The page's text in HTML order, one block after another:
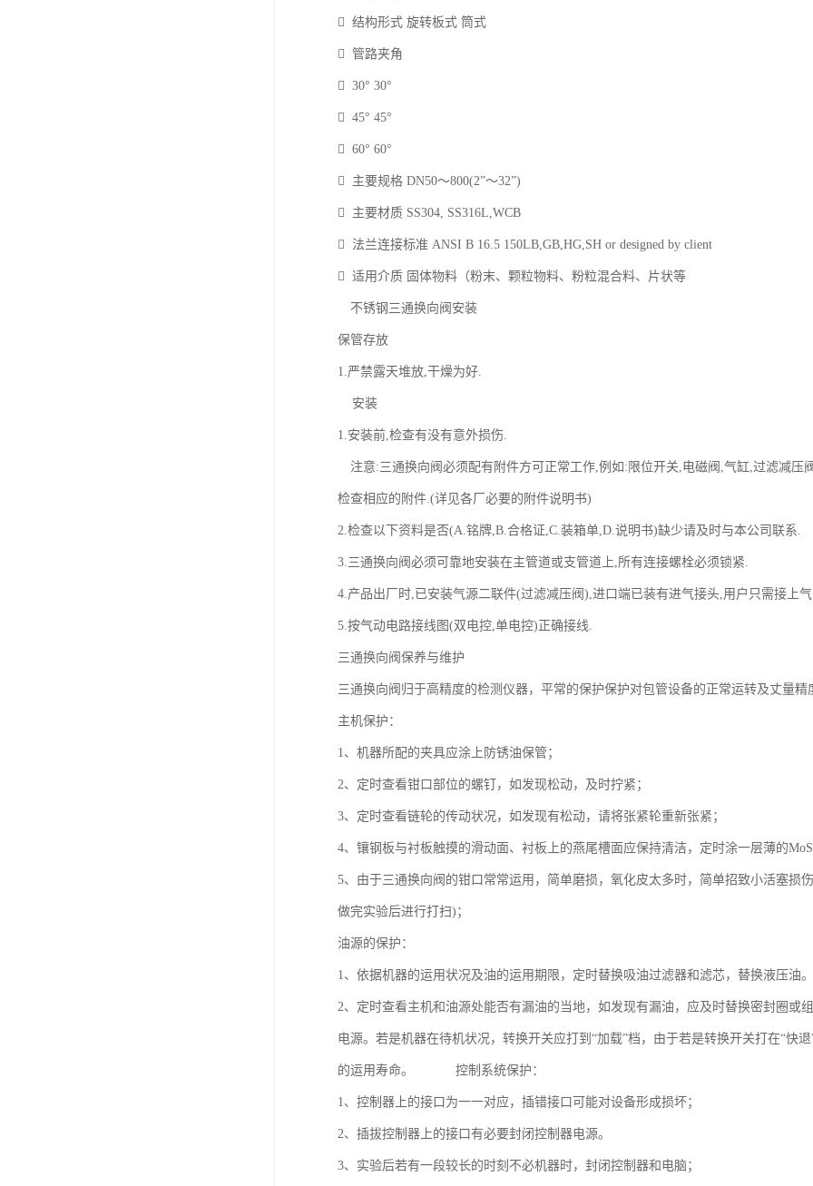
 结构形式 旋转板式 筒式
 管路夹角
 30° 30°
 45° 45°
 60° 60°
 主要规格 DN50～800(2”～32”)
 主要材质 SS304, SS316L,WCB
 法兰连接标准 ANSI B 16.5 150LB,GB,HG,SH or designed by client
 适用介质 固体物料（粉末、颗粒物料、粉粒混合料、片状等
不锈钢三通换向阀安装
保管存放
1.严禁露天堆放,干燥为好.
安装
1.安装前,检查有没有意外损伤.
注意:三通换向阀必须配有附件方可正常工作,例如:限位开关,电磁阀,气缸,过滤减压
检查相应的附件.(详见各厂必要的附件说明书)
2.检查以下资料是否(A.铭牌,B.合格证,C.装箱单,D.说明书)缺少请及时与本公司联系.
3.三通换向阀必须可靠地安装在主管道或支管道上,所有连接螺栓必须锁紧.
4.产品出厂时,已安装气源二联件(过滤减压阀),进口端已装有进气接头,用户只需接
5.按气动电路接线图(双电控,单电控)正确接线.
三通换向阀保养与维护
三通换向阀归于高精度的检测仪器，平常的保护保护对包管设备的正常运转及
主机保护：
1、机器所配的夹具应涂上防锈油保管；
2、定时查看钳口部位的螺钉，如发现松动，及时拧紧；
3、定时查看链轮的传动状况，如发现有松动，请将张紧轮重新张紧；
4、镶钢板与衬板触摸的滑动面、衬板上的燕尾槽面应保持清洁，定时涂一层薄
5、由于三通换向阀的钳口常常运用，简单磨损，氧化皮太多时，简单招致小活塞损
做完实验后进行打扫)；
油源的保护：
1、依据机器的运用状况及油的运用期限，定时替换吸油过滤器和滤芯，替换液压
2、定时查看主机和油源处能否有漏油的当地，如发现有漏油，应及时替换密封
电源。若是机器在待机状况，转换开关应打到“加载”档，由于若是转换开关打在“快
的运用寿命。 控制系统保护：
1、控制器上的接口为一一对应，插错接口可能对设备形成损坏；
2、插拔控制器上的接口有必要封闭控制器电源。
3、实验后若有一段较长的时刻不必机器时，封闭控制器和电脑；